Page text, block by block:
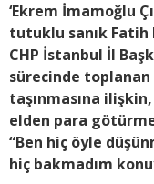
‘Ekrem İmamoğlu
tutuklu sanık Fatih
CHP İstanbul İl
sürecinde
taşınmasına
elden para
“Ben hiç öyle
hiç bakmadım